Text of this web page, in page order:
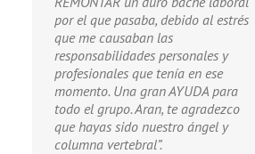
por el que pasaba, debido al estrés
que me causaban las
responsabilidades personales y
profesionales que tenía en ese
momento. Una gran AYUDA para
todo el grupo. Aran, te agradezco
que hayas sido nuestro ángel y
columna vertebral”.